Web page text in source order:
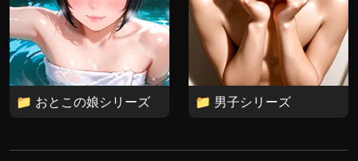
📁 おとこの娘シリーズ 📁 男子シリーズ